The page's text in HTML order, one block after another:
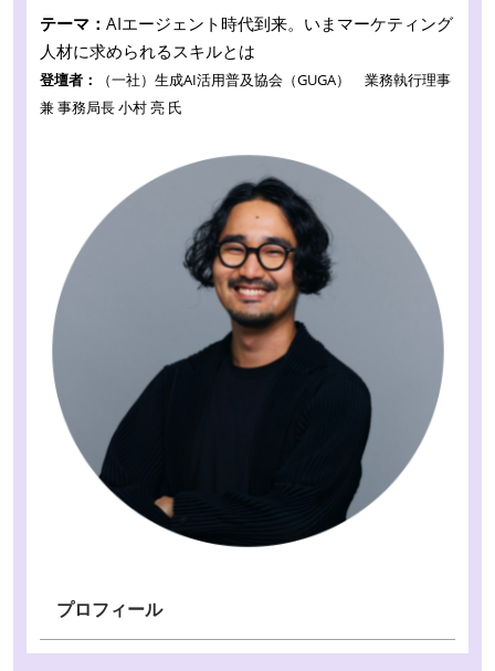
テーマ： AIエージェント時代到来。いまマーケティング
人材に求められるスキルとは
登壇者：
（一社）生成AI活用普及協会（GUGA） 業務執行理事
兼 事務局長 小村 亮 氏
プロフィール